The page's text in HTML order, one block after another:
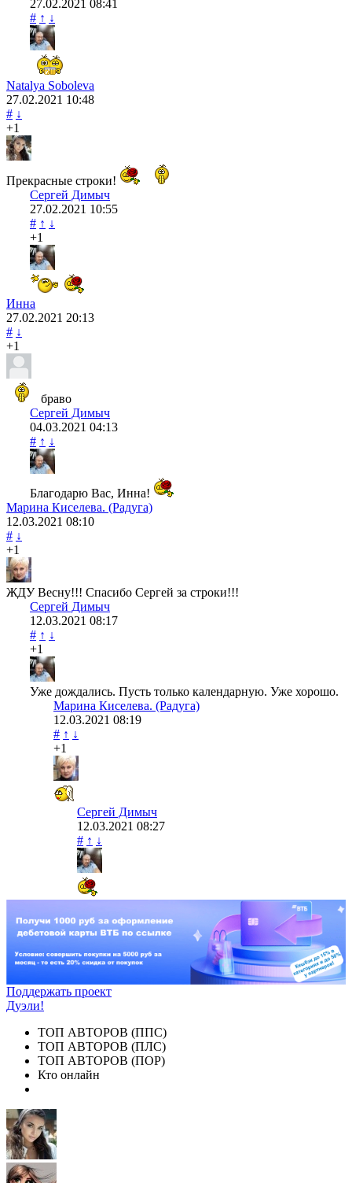
27.02.2021 08:41
# ↑ ↓
Natalya Soboleva
27.02.2021 10:48
# ↓
+1
Прекрасные строки!
Сергей Димыч
27.02.2021 10:55
# ↑ ↓
+1
Инна
27.02.2021 20:13
# ↓
+1
браво
Сергей Димыч
04.03.2021 04:13
# ↑ ↓
Благодарю Вас, Инна!
Марина Киселева. (Радуга)
12.03.2021 08:10
# ↓
+1
ЖДУ Весну!!! Спасибо Сергей за строки!!!
Сергей Димыч
12.03.2021 08:17
# ↑ ↓
+1
Уже дождались. Пусть только календарную. Уже хорошо.
Марина Киселева. (Радуга)
12.03.2021 08:19
# ↑ ↓
+1
Сергей Димыч
12.03.2021 08:27
# ↑ ↓
Поддержать проект
Дуэли!
ТОП АВТОРОВ (ППС)
ТОП АВТОРОВ (ПЛС)
ТОП АВТОРОВ (ПОР)
Кто онлайн